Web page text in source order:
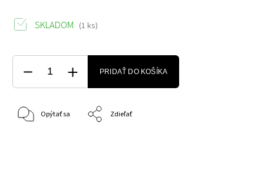
SKLADOM (1 ks)
PRIDAŤ DO KOŠÍKA
Opýtať sa Zdieľať